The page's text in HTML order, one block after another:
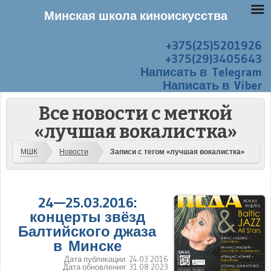
+375(25)5201926
+375(29)3405643
Написать в Telegram
Написать в Viber
Все новости с меткой
«лучшая вокалистка»
МШК Новости Записи с тегом «лучшая вокалистка»
24—25.03.2016:
концерты звёзд
Балтийского джаза
в Минске
Дата публикации: 24.03.2016
Дата обновления: 31.08.2023
Минская школа киноискусства